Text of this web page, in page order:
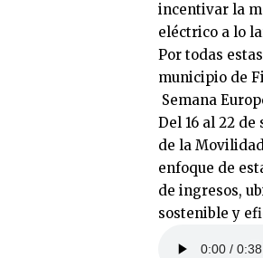
incentivar la
eléctrico a lo
Por todas
municipio de
Semana
Del 16 al 22
de la
enfoque de
de ingresos,
sostenible y